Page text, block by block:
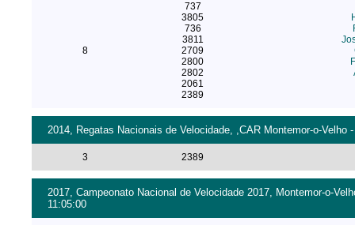
8
737
3805
736
3811
2709
2800
2802
2061
2389
2014, Regatas Nacionais de Velocidade, ,CAR Montemor-o-
3 2389
2017, Campeonato Nacional de Velocidade 2017, Montemor-o-
11:05:00